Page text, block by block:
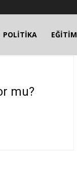
POLİTİKA EĞİTİM
mu?